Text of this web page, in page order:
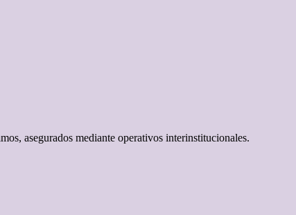
asegurados mediante operativos interinstitucionales.